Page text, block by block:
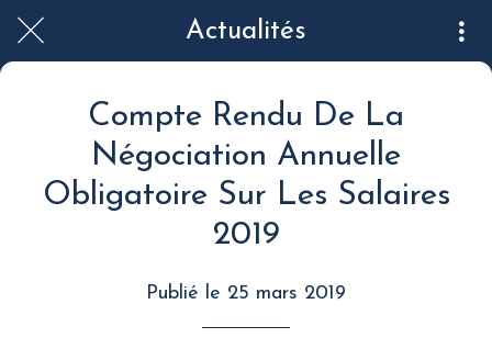
Actualités
Compte Rendu De La
Négociation Annuelle
Obligatoire Sur Les Salaires
2019
Publié le 25 mars 2019